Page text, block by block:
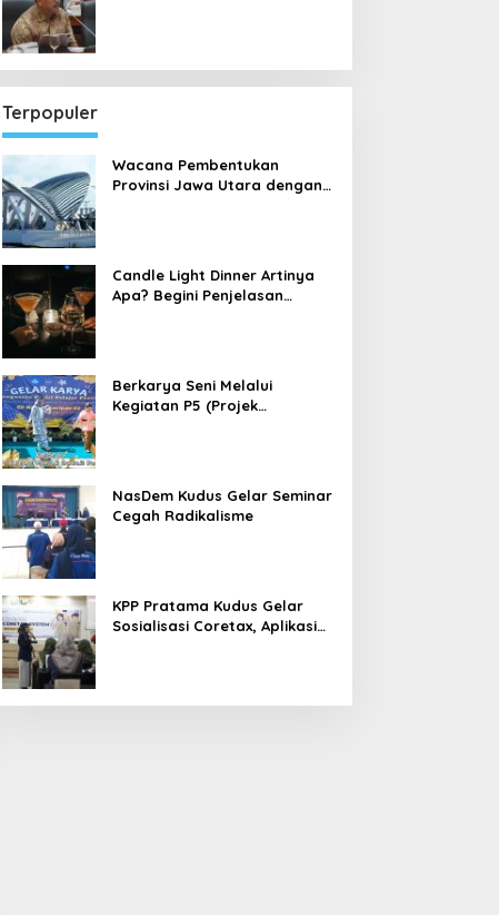
Terpopuler
Wacana Pembentukan
Provinsi Jawa Utara dengan
Candle Light Dinner Artinya
Apa? Begini Penjelasan
Berkarya Seni Melalui
Kegiatan P5 (Projek
NasDem Kudus Gelar Seminar
Cegah Radikalisme
KPP Pratama Kudus Gelar
Sosialisasi Coretax, Aplikasi